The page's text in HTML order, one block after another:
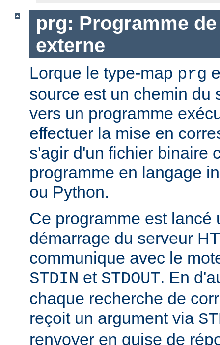
prg: Programme
externe
Lorque le type-map prg
source est un chemin du
vers un programme
effectuer la mise en
s'agir d'un fichier binaire
programme en langage
ou Python.
Ce programme est lancé
démarrage du serveur
communique avec le
STDIN et STDOUT. En
chaque recherche de
reçoit un argument via
renvoyer en guise de